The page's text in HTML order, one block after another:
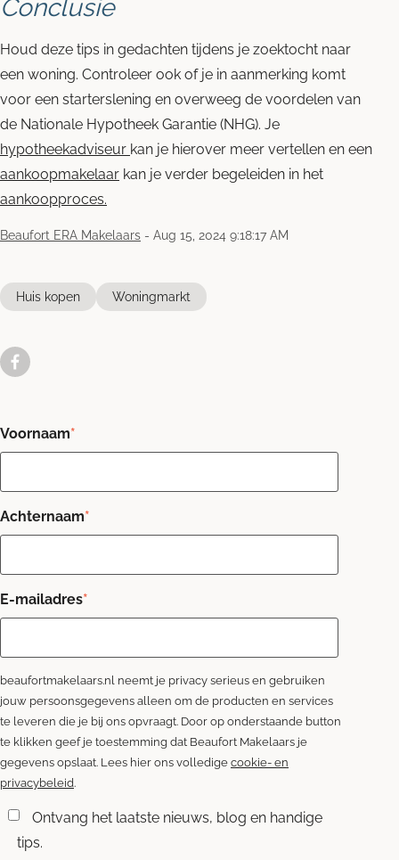
Conclusie
Houd deze tips in gedachten tijdens je zoektocht naar
een woning. Controleer ook of je in aanmerking komt
voor een starterslening en overweeg de voordelen van
de Nationale Hypotheek Garantie (NHG). Je
hypotheekadviseur kan je hierover meer vertellen en een
aankoopmakelaar kan je verder begeleiden in het
aankoopproces.
Beaufort ERA Makelaars - Aug 15, 2024 9:18:17 AM
Huis kopen Woningmarkt
Voornaam*
Achternaam*
E-mailadres*
beaufortmakelaars.nl neemt je privacy serieus en gebruiken
jouw persoonsgegevens alleen om de producten en services
te leveren die je bij ons opvraagt. Door op onderstaande button
te klikken geef je toestemming dat Beaufort Makelaars je
gegevens opslaat. Lees hier ons volledige cookie- en
privacybeleid.
Ontvang het laatste nieuws, blog en handige
tips.